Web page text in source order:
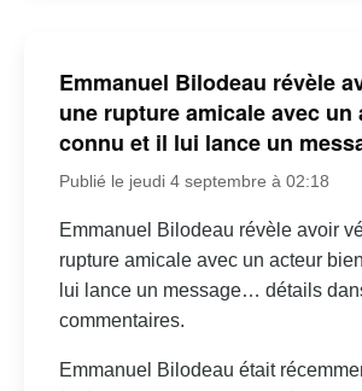
Emmanuel Bilodeau révèle
une rupture amicale avec un
connu et il lui lance un
Publié le jeudi 4 septembre à 02:18
Emmanuel Bilodeau révèle avoir
rupture amicale avec un acteur
lui lance un message… détails
commentaires.
Emmanuel Bilodeau était